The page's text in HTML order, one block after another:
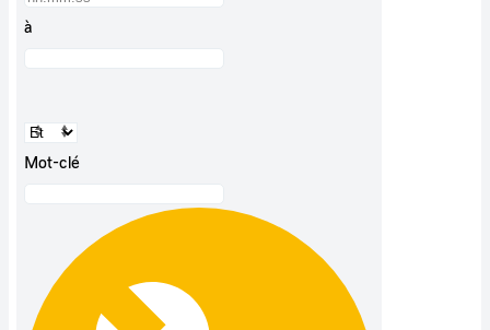
à
Mot-clé